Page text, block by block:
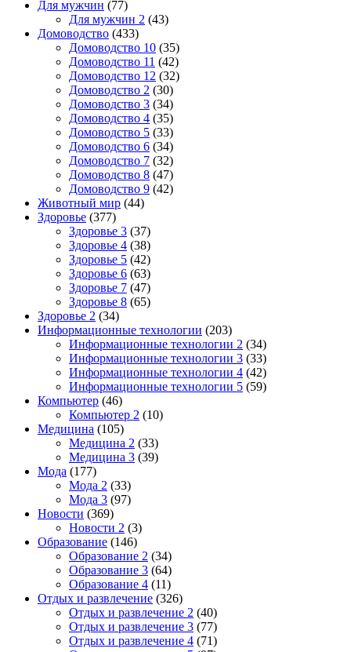
Для мужчин (77)
Для мужчин 2 (43)
Домоводство (433)
Домоводство 10 (35)
Домоводство 11 (42)
Домоводство 12 (32)
Домоводство 2 (30)
Домоводство 3 (34)
Домоводство 4 (35)
Домоводство 5 (33)
Домоводство 6 (34)
Домоводство 7 (32)
Домоводство 8 (47)
Домоводство 9 (42)
Животный мир (44)
Здоровье (377)
Здоровье 3 (37)
Здоровье 4 (38)
Здоровье 5 (42)
Здоровье 6 (63)
Здоровье 7 (47)
Здоровье 8 (65)
Здоровье 2 (34)
Информационные технологии (203)
Информационные технологии 2 (34)
Информационные технологии 3 (33)
Информационные технологии 4 (42)
Информационные технологии 5 (59)
Компьютер (46)
Компьютер 2 (10)
Медицина (105)
Медицина 2 (33)
Медицина 3 (39)
Мода (177)
Мода 2 (33)
Мода 3 (97)
Новости (369)
Новости 2 (3)
Образование (146)
Образование 2 (34)
Образование 3 (64)
Образование 4 (11)
Отдых и развлечение (326)
Отдых и развлечение 2 (40)
Отдых и развлечение 3 (77)
Отдых и развлечение 4 (71)